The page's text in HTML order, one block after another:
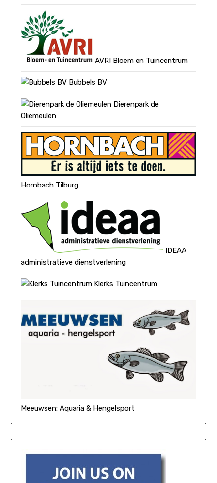
AVRI Bloem en Tuincentrum
Bubbels BV
Dierenpark de
Oliemeulen
Hornbach Tilburg
IDEAA
administratieve dienstverlening
Klerks Tuincentrum
Meeuwsen: Aquaria & Hengelsport